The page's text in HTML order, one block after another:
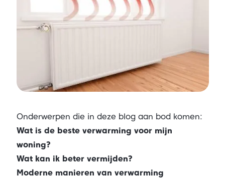
Onderwerpen die in deze blog aan bod komen:
Wat is de beste verwarming voor mijn
woning?
Wat kan ik beter vermijden?
Moderne manieren van verwarming